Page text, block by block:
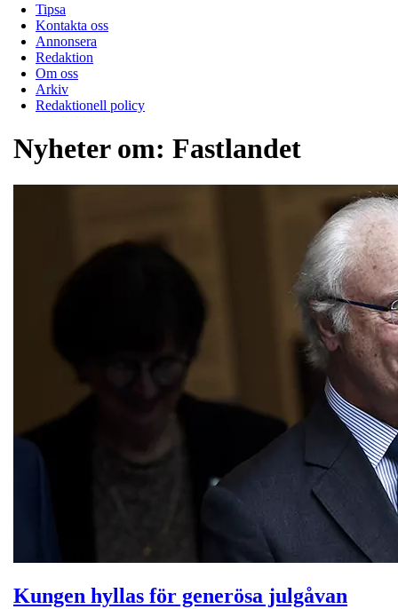
Tipsa
Kontakta oss
Annonsera
Redaktion
Om oss
Arkiv
Redaktionell policy
Nyheter om: Fastlandet
Kungen hyllas för generösa julgåvan